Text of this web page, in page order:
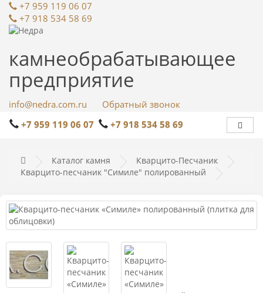
+7 959 119 06 07
+7 918 534 58 69
камнеобрабатывающее
предприятие
info@nedra.com.ru
Обратный звонок
+7 959 119 06 07
+7 918 534 58 69
Каталог камня
Кварцито-Песчаник
Кварцито-песчаник "Симиле" полированный